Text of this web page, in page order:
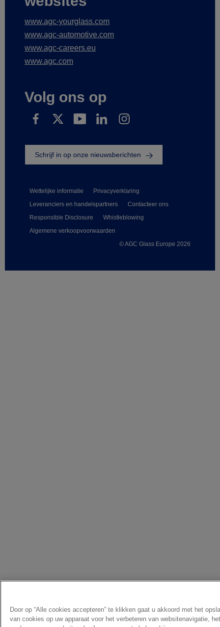
www.agc-yourglass.com
www.agc-automotive.com
www.agc-careers.eu
www.agc.com
Volg ons op
© AGC Glass Europe 2026
Wettelijke informatie
Privacyverklaring
Leveranciers en handelspartners
Contacteer ons
Responsible Disclosure
Whistleblowing
Algemene verkoopvoorwaarden
Schrijf in op onze nieuwsberichten
Door op “Alle cookies accepteren” te klikken gaat u akkoord met het
van cookies op uw apparaat voor het verbeteren van websitenavigatie, het